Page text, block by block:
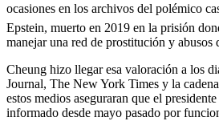
ocasiones en los archivos del polémico
Epstein, muerto en 2019 en la prisión
manejar una red de prostitución y abusos
Cheung hizo llegar esa valoración a los
Journal, The New York Times y la
estos medios aseguraran que el
informado desde mayo pasado por